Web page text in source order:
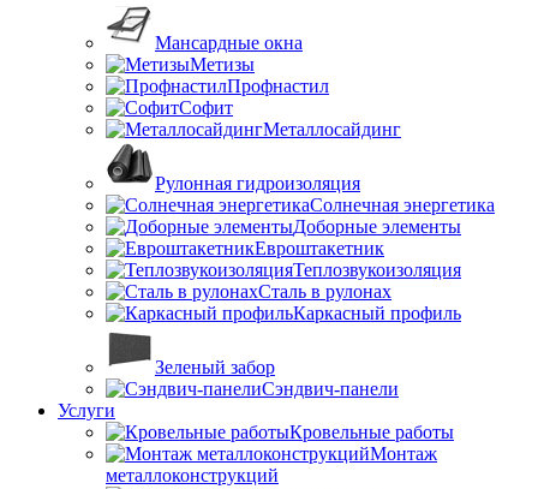
Мансардные окна
Метизы
Профнастил
Софит
Металлосайдинг
Рулонная гидроизоляция
Солнечная энергетика
Доборные элементы
Евроштакетник
Теплозвукоизоляция
Сталь в рулонах
Каркасный профиль
Зеленый забор
Сэндвич-панели
Услуги
Кровельные работы
Монтаж
металлоконструкций